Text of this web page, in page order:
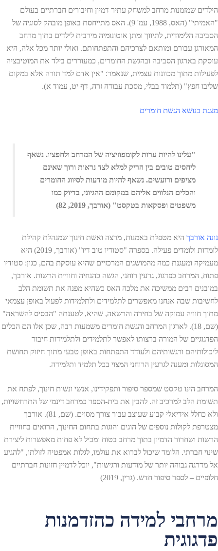
הילדים שמזמנות מרחב למשחק עתיר דמיון וחיבורים חברתיים בעולם
"האמיתי" (האס, 1988, עמ' 9). האס מתייחסת באופן מובהק לסוגיה של
הסביבה הלימודית, לתיווך ומתן אוטונומיה מירבית לילדים בתוך מרחב
המאורגן עבורם ומותאם לצרכיהם והתפתחותם. ואולי יותר מכל אלה, היא
עוסקת בארגון הסביבה ובהגשת החומרים, כמעוררים בילד את המוטיבציה
לפעילות מתוך מכוונות עצמית, שנאמר: "אין אדם למד תורה אלא במקום
שליבו חפץ" (תלמוד בבלי, מסכת עבודה זרה, דף יט, עמוד א).
מצגת בנושא הגשת חומרים
"עלינו להיות ערות לקומפוזיציה של המרחב ולחפציו. נשאף
ליחסים טובים בין הריק למלא לצד נראות ורוך שאינם
מציפים ורועשים. נשאף להיות מודעות לסיווג החומרים
והכלים הנלווים אליהם במקומם ההגיוני, בדיוק כמו
משפטים ופסקאות בטקסט" (אורבך, 2019, 82)
נונה אורבך היא מטפלת באמנות, מרצה ואשת חינוך שמנהלת קהילת
לומדות ולומדים פעילה. בספרה "סטודיו טוב דיו" (אורבך, 2019) היא
מעמיקה ומעגנת כמה מהמושגים המרכזיים שהיא עוסקת בהם, כגון: סטודיו
פתוח, המרחב כפדגוג, גרעין רוחני, הגשה כהנחיה וחוויית הרשות. אורבך,
במובנים רבים ממשיכה את מלכה האס כשהיא מפנה את תשומת הלב
לחשיבות שבה אנחנו מאפשרים לתלמידים ולתלמידות לפעול באופן עצמאי
מתוך חוויה עמוקה של בחירה והרשאה, שהיא, לטענתה "הבסיס להשראה"
(שם, 18). לארגון המרחב והגשת חומרים משמעות רבה, שכן אלו הם הכלים
הפדגוגיים של המורה ברצותו לאפשר לתלמידים ולתלמידות חיבור
ליכולותיהם ורגשותיהם ולעודד התפתחות באופן טבעי מתוך חיזוק תחושת
המסוגלות ומענה לגרעין הרוחני המצוי בכל תלמיד ותלמידה.
המרחב הינו טקסט שמספר סיפור ותפקידינו, אנשי ונשות חינוך, לפתח את
תשומת הלב למרכיב זה. להבין את בית-הספר כמרחב דינמי של התרחשויות,
ולא כחלל אידיאלי קבוע שעוצב עבור צורך מסוים. (שם, 81). אורבך
מצטרפת לקולות נוספים של הוגים והוגות בתחום החינוך, הרואים בחוויית
הרשות ושחרור הדמיון בתוך מרחב בטוח ומכיל לא פחות מאפשרות ליצירת
שינוי חברתי. הלומד שיכול לברוא את עולמו, לגלות אמפטיה לזולתו, "להגיע
אל מדרגה גבוהה יותר של מודעות ורגישות", יוכל לדמיין חזונות חברתיים
חלופיים – לספר סיפור חדש. (גרין, 2019)
מרחבי למידה כהזדמנות
פדגוגית